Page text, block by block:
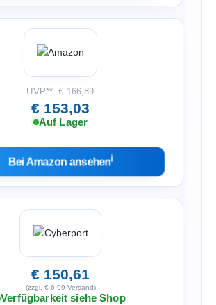
UVP**: € 166,89
€ 153,03
Auf Lager
Bei Amazon ansehenℹ︎
€ 150,61
(zzgl. € 6,99 Versand)
Verfügbarkeit siehe Shop